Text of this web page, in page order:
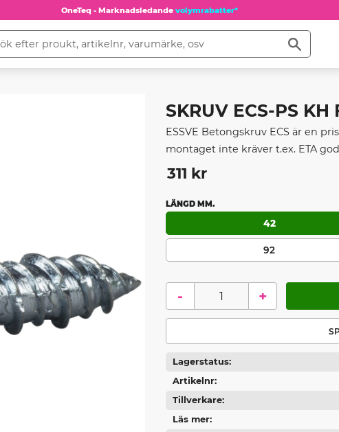
OneTeq - Marknadsledande volymrabatter*
SKRUV ECS-PS
ESSVE Betongskruv ECS är en
montaget inte kräver t.ex. ETA
311 kr
LÄNGD MM.
42
92
+
-
Lagerstatus
Artikelnr
Tillverkare
Läs mer